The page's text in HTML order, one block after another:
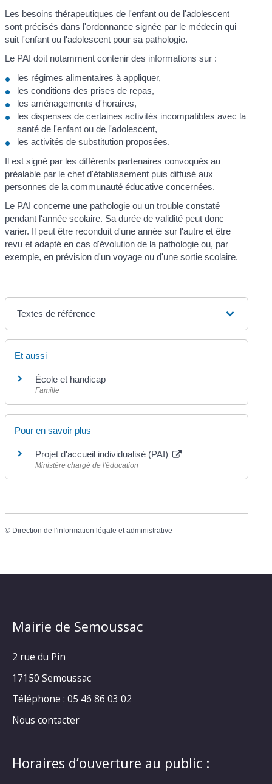
Les besoins thérapeutiques de l'enfant ou de l'adolescent
sont précisés dans l'ordonnance signée par le médecin qui
suit l'enfant ou l'adolescent pour sa pathologie.
Le PAI doit notamment contenir des informations sur :
les régimes alimentaires à appliquer,
les conditions des prises de repas,
les aménagements d'horaires,
les dispenses de certaines activités incompatibles avec la
santé de l'enfant ou de l'adolescent,
les activités de substitution proposées.
Il est signé par les différents partenaires convoqués au
préalable par le chef d'établissement puis diffusé aux
personnes de la communauté éducative concernées.
Le PAI concerne une pathologie ou un trouble constaté
pendant l'année scolaire. Sa durée de validité peut donc
varier. Il peut être reconduit d'une année sur l'autre et être
revu et adapté en cas d'évolution de la pathologie ou, par
exemple, en prévision d'un voyage ou d'une sortie scolaire.
Textes de référence
Et aussi
École et handicap
Famille
Pour en savoir plus
Projet d'accueil individualisé (PAI)
Ministère chargé de l'éducation
© Direction de l'information légale et administrative
Mairie de Semoussac
2 rue du Pin
17150 Semoussac
Téléphone : 05 46 86 03 02
Nous contacter
Horaires d’ouverture au public :